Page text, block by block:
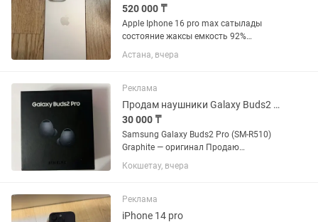
520 000 ₸
Apple Iphone 16 pro max сатылады
состояние жаксы емкость 92%
документ бары бар
Астана, вчера
Реклама
Продам наушники Galaxy Buds2 Pro
30 000 ₸
Samsung Galaxy Buds2 Pro (SM-R510)
Graphite — оригинал Продаю
оригинальные беспроводные
наушники Samsung Galaxy Buds2 Pro в
Samsung ✅ Модель: SM-R510 ✅ Цвет:...
Кокшетау, вчера
Реклама
iPhone 14 pro